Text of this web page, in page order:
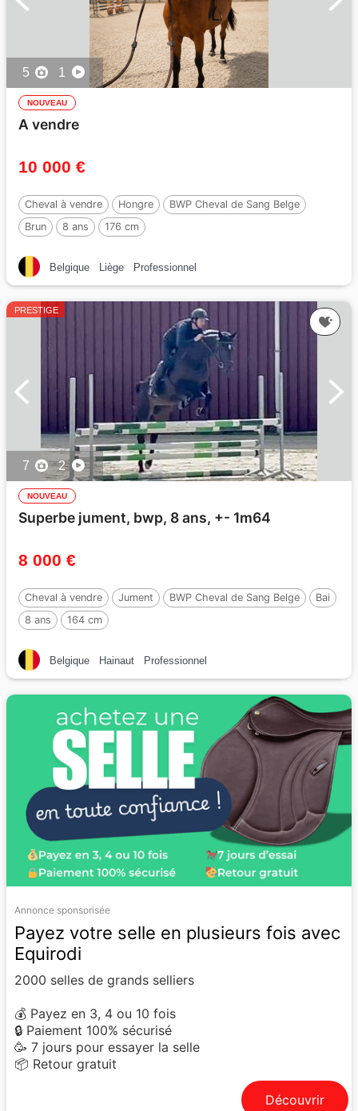
5 1
NOUVEAU
A vendre
10 000 €
Cheval à vendre Hongre
BWP Cheval de Sang Belge
Brun
8 ans
176 cm
Belgique
Liège Professionnel
PRESTIGE
7 2
NOUVEAU
Superbe jument, bwp, 8 ans, +- 1m64
8 000 €
Cheval à vendre Jument BWP Cheval de Sang Belge
Bai
8 ans
164 cm
Belgique Hainaut Professionnel
Annonce sponsorisée
Payez votre selle en plusieurs fois avec
Equirodi
2000 selles de grands selliers
💰 Payez en 3, 4 ou 10 fois
🔒 Paiement 100% sécurisé
🥳 7 jours pour essayer la selle
📦 Retour gratuit
Découvrir